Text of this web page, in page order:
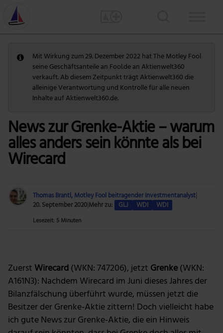
Mit Wirkung zum 29. Dezember 2022 hat The Motley Fool
seine Geschäftsanteile an Fool.de an Aktienwelt360
verkauft. Ab diesem Zeitpunkt trägt Aktienwelt360 die
alleinige Verantwortung und Kontrolle für alle neuen
Inhalte auf Aktienwelt360.de.
News zur Grenke-Aktie – warum
alles anders sein könnte als bei
Wirecard
Thomas Brantl, Motley Fool beitragender Investmentanalyst
20. September 2020Mehr zu: GLJ WDI WDI
Lesezeit: 5 Minuten
Zuerst Wirecard(WKN: 747206), jetzt Grenke(WKN:
A161N3): Nachdem Wirecard im Juni dieses Jahres der
Bilanzfälschung überführt wurde, müssen jetzt die
Besitzer der Grenke-Aktie zittern! Doch vielleicht habe
ich gute News zur Grenke-Aktie, die ein Hinweis